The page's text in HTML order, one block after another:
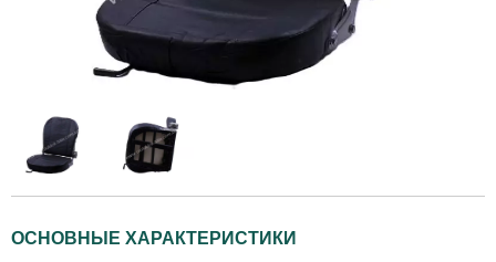
ОСНОВНЫЕ ХАРАКТЕРИСТИКИ